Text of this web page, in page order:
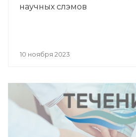
научных слэмов
10 ноября 2023